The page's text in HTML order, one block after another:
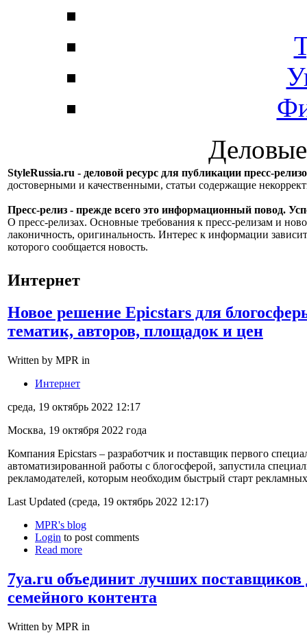
StyleRussia.ru - деловой ресурс для публикации пресс-
достоверными и качественными, статьи содержащие
Пресс-релиз - прежде всего это информационный повод.
О пресс-релизах. Основные требования к пресс-релизам и
лаконичность, оригинальность. Интерес к информации
которого сообщается новость.
Интернет
Новое решение Epicstars для
тематик, авторов, площадок и цен
Written by MPR in
Интернет
среда, 19 октябрь 2022 12:17
Москва, 19 октября 2022 года
Компания Epicstars – разработчик и поставщик первого
автоматизированной работы с блогосферой, запустила
рекламодателей, которым необходим быстрый старт
Last Updated (среда, 19 октябрь 2022 12:17)
MPR's blog
Login to post comments
Read more
7ya.ru объединит лучших поставщиков
семейного контента
Written by MPR in